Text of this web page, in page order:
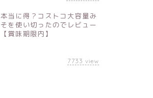
本当に得？コストコ大容量み
そを使い切ったのでレビュー
【賞味期限内】
7733 view